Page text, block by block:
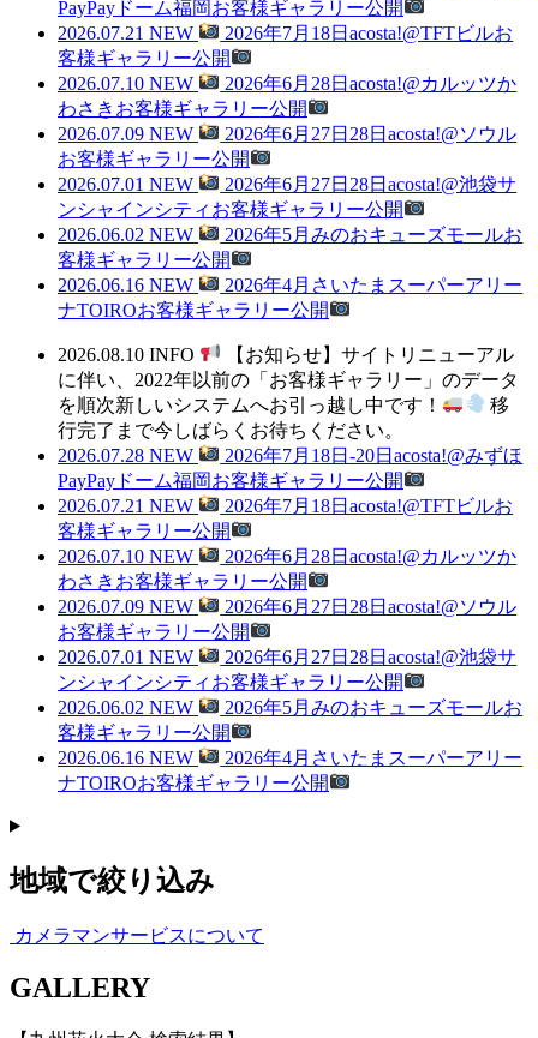
PayPayドーム福岡お客様ギャラリー公開
2026.07.21 NEW
2026年7月18日acosta!@TFTビルお
客様ギャラリー公開
2026.07.10 NEW
2026年6月28日acosta!@カルッツか
わさきお客様ギャラリー公開
2026.07.09 NEW
2026年6月27日28日acosta!@ソウル
お客様ギャラリー公開
2026.07.01 NEW
2026年6月27日28日acosta!@池袋サ
ンシャインシティお客様ギャラリー公開
2026.06.02 NEW
2026年5月みのおキューズモールお
客様ギャラリー公開
2026.06.16 NEW
2026年4月さいたまスーパーアリー
ナTOIROお客様ギャラリー公開
2026.08.10 INFO
【お知らせ】サイトリニューアル
に伴い、2022年以前の「お客様ギャラリー」のデータ
を順次新しいシステムへお引っ越し中です！
移
行完了まで今しばらくお待ちください。
2026.07.28 NEW
2026年7月18日-20日acosta!@みずほ
PayPayドーム福岡お客様ギャラリー公開
2026.07.21 NEW
2026年7月18日acosta!@TFTビルお
客様ギャラリー公開
2026.07.10 NEW
2026年6月28日acosta!@カルッツか
わさきお客様ギャラリー公開
2026.07.09 NEW
2026年6月27日28日acosta!@ソウル
お客様ギャラリー公開
2026.07.01 NEW
2026年6月27日28日acosta!@池袋サ
ンシャインシティお客様ギャラリー公開
2026.06.02 NEW
2026年5月みのおキューズモールお
客様ギャラリー公開
2026.06.16 NEW
2026年4月さいたまスーパーアリー
ナTOIROお客様ギャラリー公開
地域で絞り込み
カメラマンサービスについて
GALLERY